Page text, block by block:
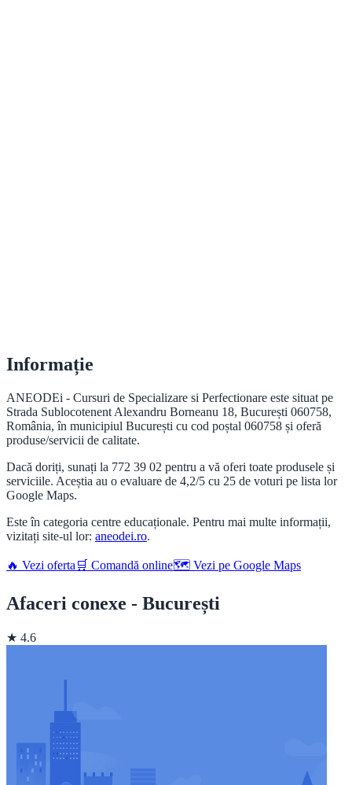
Informație
ANEODEi - Cursuri de Specializare si Perfectionare este situat pe
Strada Sublocotenent Alexandru Borneanu 18, București 060758,
România, în municipiul București cu cod poștal 060758 și oferă
produse/servicii de calitate.
Dacă doriți, sunați la 772 39 02 pentru a vă oferi toate produsele și
serviciile. Aceștia au o evaluare de 4,2/5 cu 25 de voturi pe lista lor
Google Maps.
Este în categoria centre educaționale. Pentru mai multe informații,
vizitați site-ul lor: aneodei.ro.
🔥 Vezi oferta 🛒 Comandă online🗺️ Vezi pe Google Maps
Afaceri conexe - București
★ 4.6